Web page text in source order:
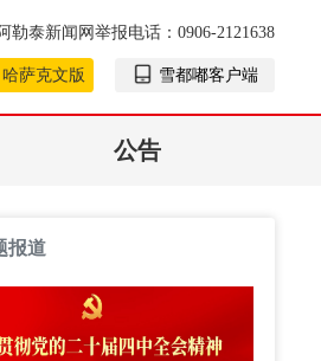
勒泰新闻网举报电话：0906-2121638
哈萨克文版 雪都嘟客户端
公告
报道